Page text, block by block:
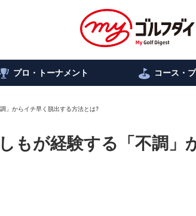
プロ・トーナメント コース・
」からイチ早く脱出する方法とは?
もが経験する「不調」